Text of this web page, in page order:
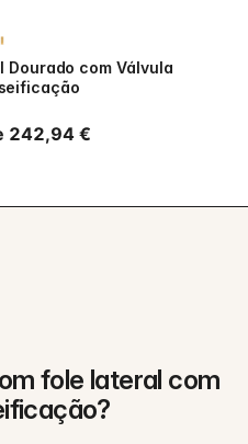
Dourado com Válvula
242,94 €
fole lateral com